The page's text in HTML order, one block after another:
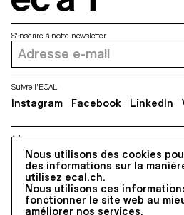
Nous utilisons des cookies
des informations sur la
utilisez ecal.ch.
Nous utilisons ces
fonctionner le site web au
améliorer nos services.
Adresse
5, avenue du Temple, CH-1020
S'inscrire à notre newsletter
Suivre l'ECAL
Instagram Facebook LinkedIn
Tous droits réservés @2026
Contact Impressum Hub Presse